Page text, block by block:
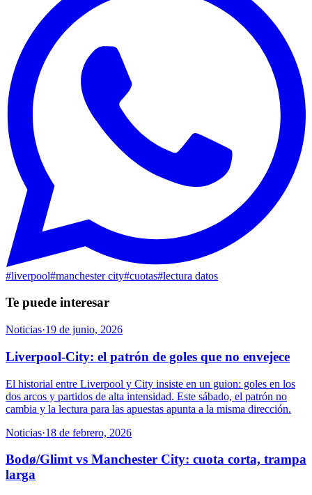
#liverpool#manchester city#cuotas#lectura datos
Te puede interesar
Noticias·19 de junio, 2026
Liverpool-City: el patrón de goles que no envejece
El historial entre Liverpool y City insiste en un guion: goles en los
dos arcos y partidos de alta intensidad. Este sábado, el patrón no
cambia y la lectura para las apuestas apunta a la misma dirección.
Noticias·18 de febrero, 2026
Bodø/Glimt vs Manchester City: cuota corta, trampa
larga